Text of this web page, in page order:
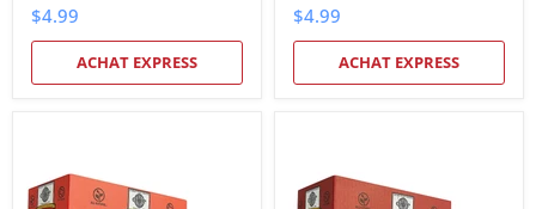
$4.99
ACHAT EXPRESS
$4.99
ACHAT EXPRESS
Sweet
Apple
Orchard